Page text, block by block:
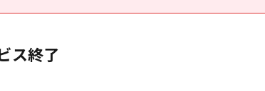
ス終了